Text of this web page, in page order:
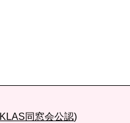
KLAS同窓会公認)